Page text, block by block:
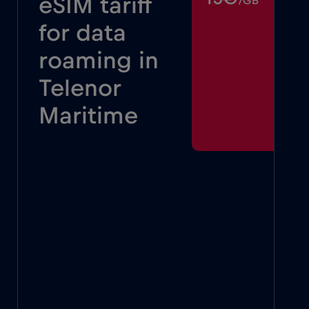
eSIM tariff
for data
roaming in
Telenor
Maritime